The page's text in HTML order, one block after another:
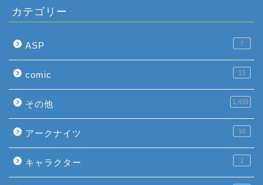
カテゴリー
ASP 7
comic 13
その他 1,439
アークナイツ 10
キャラクター 2